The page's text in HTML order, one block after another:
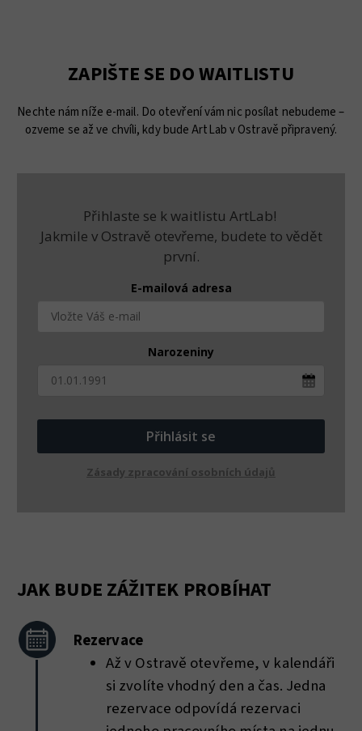
ZAPIŠTE SE DO WAITLISTU
Nechte nám níže e-mail. Do otevření vám nic posílat nebudeme –
ozveme se až ve chvíli, kdy bude ArtLab v Ostravě připravený.
Přihlaste se k waitlistu ArtLab!
Jakmile v Ostravě otevřeme, budete to vědět
první.
E-mailová adresa
Narozeniny
Přihlásit se
Zásady zpracování osobních údajů
JAK BUDE ZÁŽITEK PROBÍHAT
Rezervace
Až v Ostravě otevřeme, v kalendáři
si zvolíte vhodný den a čas. Jedna
rezervace odpovídá rezervaci